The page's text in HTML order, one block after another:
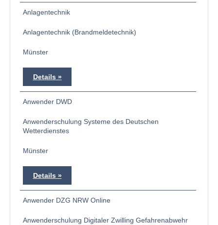
Anlagentechnik
Anlagentechnik (Brandmeldetechnik)
Münster
Details
Anwender DWD
Anwenderschulung Systeme des Deutschen
Wetterdienstes
Münster
Details
Anwender DZG NRW Online
Anwenderschulung Digitaler Zwilling Gefahrenabwehr